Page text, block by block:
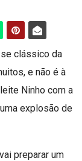
clássico da
e não é à
Ninho com a
explosão de
preparar um